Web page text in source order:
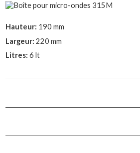
Hauteur: 190 mm
Largeur: 220 mm
Litres: 6 lt